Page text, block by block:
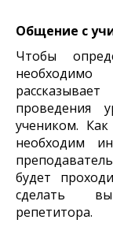
Общение с
Чтобы
проведения
учеником.
необходим
будет
сделать
репетитора.